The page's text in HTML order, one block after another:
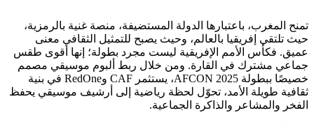
تمنح المغرب، باعتبارها الدولة المستضيفة، منصة غنية بالرمزية،
حيث تلتقي إفريقيا بالعالم، وحيث يصبح للتمثيل الثقافي معنى
عميق. فكأس الأمم الإفريقية ليست مجرد بطولة؛ إنها أقوى طقس
جماعي مشترك في القارة. ومن خلال ربط ألبوم موسيقي مصمم
خصيصًا ببطولة AFCON 2025، يستثمر CAF وRedOne في بنية
ثقافية طويلة الأمد، تحوّل لحظة رياضية إلى أرشيف موسيقي يحفظ
الفخر والمشاعر والذاكرة الجماعية.